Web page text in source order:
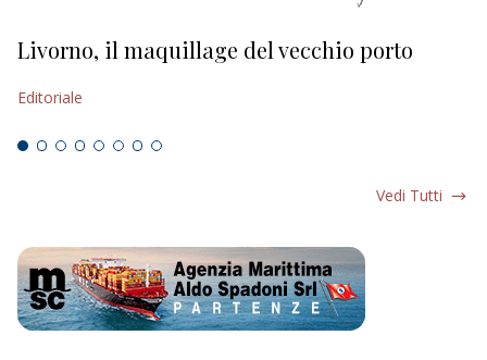
Livorno, il maquillage del vecchio porto
Editoriale
Vedi Tutti